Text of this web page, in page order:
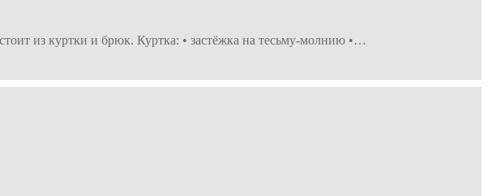
из куртки и брюк. Куртка: • застёжка на тесьму-молнию •…